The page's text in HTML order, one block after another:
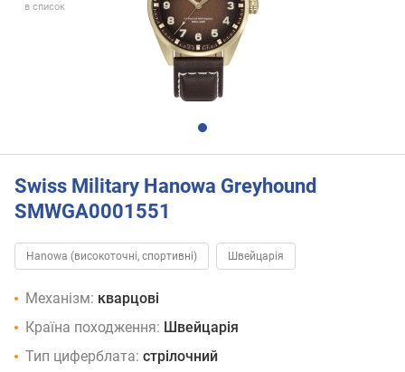
в список
Swiss Military Hanowa Greyhound
SMWGA0001551
Hanowa (високоточні, спортивні) Швейцарія
Механізм: кварцові
Країна походження: Швейцарія
Тип циферблата: стрілочний